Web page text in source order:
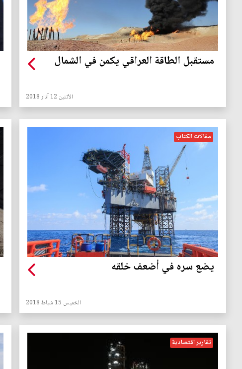
مستقبل الطاقة العراقي يكمن في الشمال
الأثنين 12 آذار 2018
مقالات الكتاب
يضع سره في أضعف خلقه
الخميس 15 شباط 2018
تقارير اقتصادية